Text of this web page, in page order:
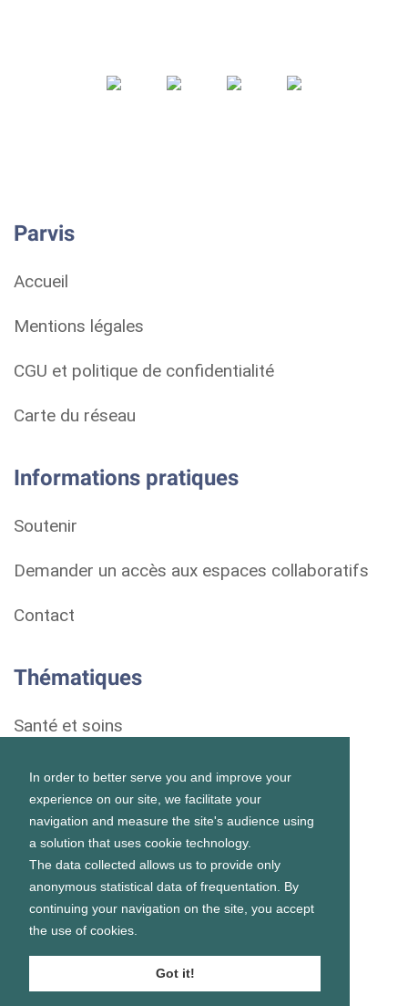
In order to better serve you and improve your
experience on our site, we facilitate your
navigation and measure the site's audience using
a solution that uses cookie technology.
The data collected allows us to provide only
anonymous statistical data of frequentation. By
continuing your navigation on the site, you accept
the use of cookies.
Got it!
Parvis
Accueil
Mentions légales
CGU et politique de confidentialité
Carte du réseau
Informations pratiques
Soutenir
Demander un accès aux espaces collaboratifs
Contact
Thématiques
Santé et soins
Droits et démarches
Habitat
Formation et vie scolaire
Emploi et vie professionnelle
Prévention